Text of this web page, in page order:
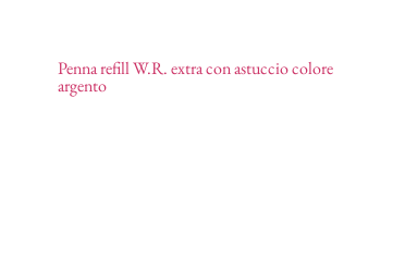
Penna refill 0,49
Penna refill W.R. extra con astuccio colore
argento